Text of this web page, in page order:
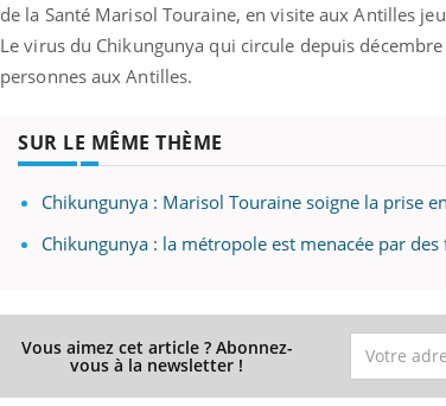
de la Santé Marisol Touraine, en visite aux Antilles
Le virus du Chikungunya qui circule depuis
personnes aux Antilles.
SUR LE MÊME THÈME
Chikungunya : Marisol Touraine soigne la prise
Chikungunya : la métropole est menacée par
Vous aimez cet article ? Abonnez-
vous à la newsletter !